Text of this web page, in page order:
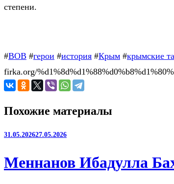
степени.
#ВОВ #герои #история #Крым #крымские
firka.org/
Похожие материалы
31.05.202627.05.2026
Меннанов Ибадулла